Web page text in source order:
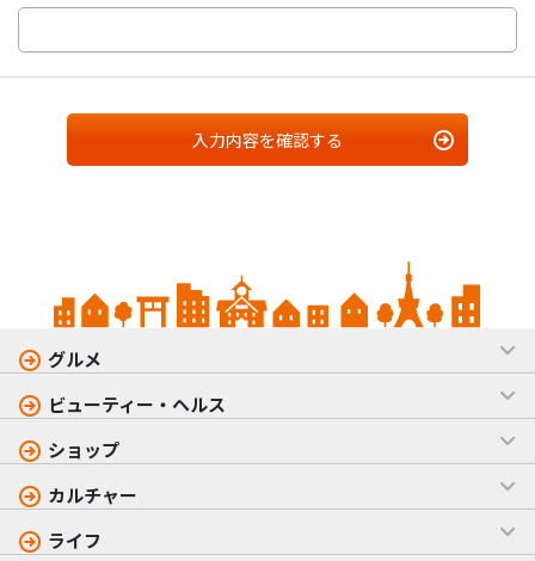
入力内容を確認する
グルメ
ビューティー・ヘルス
ショップ
カルチャー
ライフ